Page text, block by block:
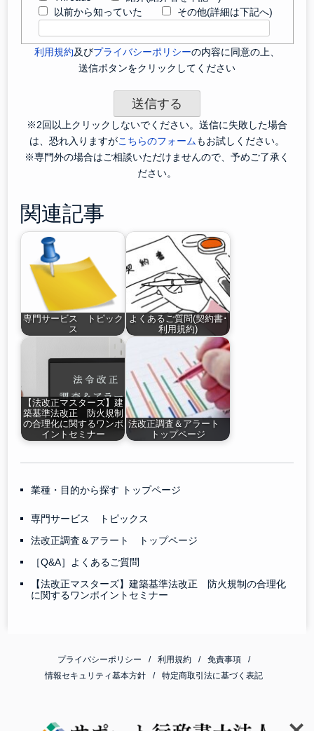
以前から知っていた
その他(詳細は下記へ)
利用規約及びプライバシーポリシーの内容に同意の上、
送信ボタンをクリックしてください
※2回以上クリックしないでください。送信に失敗した場合
は、恐れ入りますがこちらのフォームもお試しください。
※専門外の場合はご相談いただけませんので、予めご了承く
ださい。
関連記事
専門サービス トピック
ス
よくあるご質問(契約書･
利用規約)
【法改正マスターズ】建
築基準法改正 防火規制
の合理化に関するワンポ
イントセミナー
法改正調査＆アラート
トップページ
業種・目的から探す トップページ
専門サービス トピックス
法改正調査＆アラート トップページ
［Q&A］よくあるご質問
【法改正マスターズ】建築基準法改正 防火規制の合理化
に関するワンポイントセミナー
プライバシーポリシー 利用規約
免責事項
情報セキュリティ基本方針
特定商取引法に基づく表記